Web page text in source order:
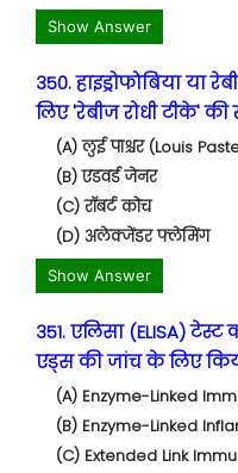
Show Answer
350. हाइड्रोफोबिया या
लिए 'रेबीज रोधी टीके'
(A) लुई पाश्चर (Louis
(B) एडवर्ड जेनर
(C) रॉबर्ट कोच
(D) अलेक्जेंडर फ्लेमिंग
Show Answer
351. एलिसा (ELISA)
एड्स की जांच के लिए
(A) Enzyme-Linked
(B) Enzyme-Linked
(C) Extended Link